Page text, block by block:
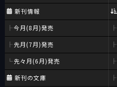
新刊情報
今月(8月)発売
先月(7月)発売
先々月(6月)発売
新刊の文庫